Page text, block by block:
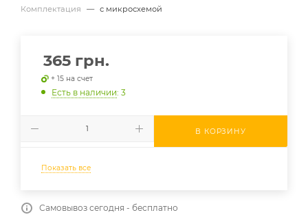
Комплектация
— с микросхемой
365 грн.
+ 15 на счет
Есть в наличии: 3
В КОРЗИНУ
Показать все
Самовывоз сегодня - бесплатно